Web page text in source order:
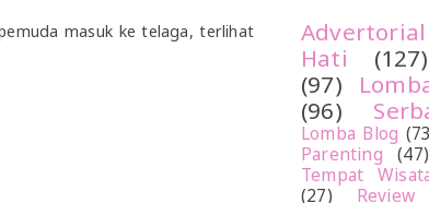
masuk ke telaga, terlihat
Advertorial
Hati
(127)
(97)
(96)
Lomba Blog
Parenting
(47)
Tempat
(27)
Review